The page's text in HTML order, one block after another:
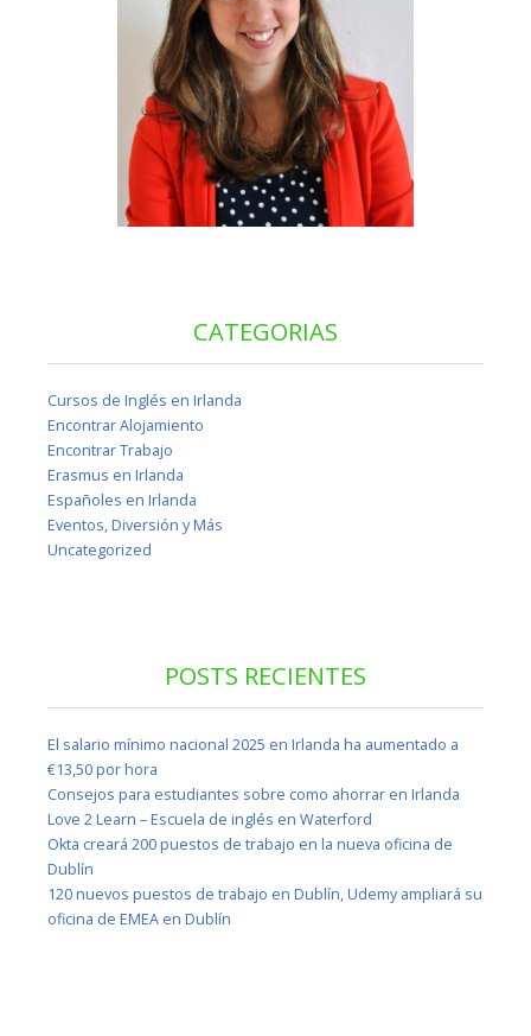
CATEGORIAS
Cursos de Inglés en Irlanda
Encontrar Alojamiento
Encontrar Trabajo
Erasmus en Irlanda
Españoles en Irlanda
Eventos, Diversión y Más
Uncategorized
POSTS RECIENTES
El salario mínimo nacional 2025 en Irlanda ha aumentado a
€13,50 por hora
Consejos para estudiantes sobre como ahorrar en Irlanda
Love 2 Learn – Escuela de inglés en Waterford
Okta creará 200 puestos de trabajo en la nueva oficina de
Dublín
120 nuevos puestos de trabajo en Dublín, Udemy ampliará su
oficina de EMEA en Dublín